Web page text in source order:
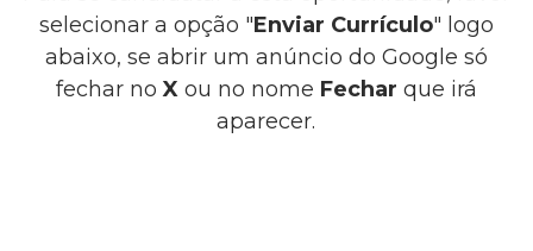
selecionar a opção "Enviar Currículo" logo
abaixo, se abrir um anúncio do Google só
fechar noX ou no nome Fechar que irá
aparecer.